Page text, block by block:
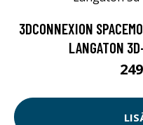
3DCONNEXION
LANGATON